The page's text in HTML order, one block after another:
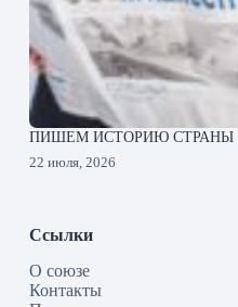
ПИШЕМ ИСТОРИЮ СТРАНЫ
22 июля, 2026
Ссылки
О союзе
Контакты